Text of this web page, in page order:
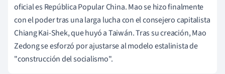
oficial es República Popular China. Mao se hizo finalmente
con el poder tras una larga lucha con el consejero capitalista
Chiang Kai-Shek, que huyó a Taiwán. Tras su creación, Mao
Zedong se esforzó por ajustarse al modelo estalinista de
"construcción del socialismo".